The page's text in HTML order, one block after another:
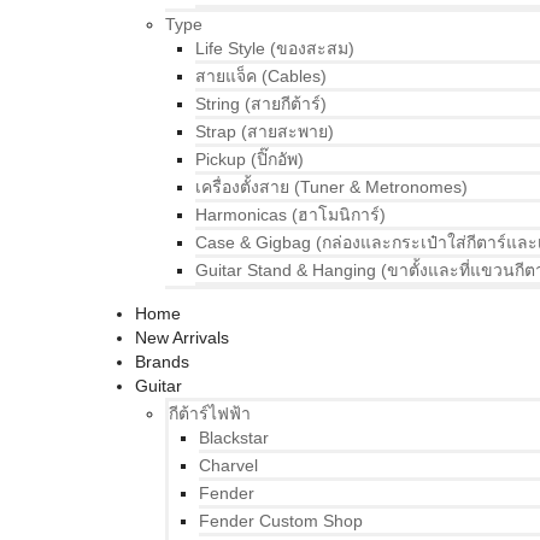
Type
Life Style (ของสะสม)
สายแจ็ค (Cables)
String (สายกีต้าร์)
Strap (สายสะพาย)
Pickup (ปิ๊กอัพ)
เครื่องตั้งสาย (Tuner & Metronomes)
Harmonicas (ฮาโมนิการ์)
Case & Gigbag (กล่องและกระเป๋าใส่กีตาร์และ
Guitar Stand & Hanging (ขาตั้งและที่แขวนกีต
Home
New Arrivals
Brands
Guitar
กีต้าร์ไฟฟ้า
Blackstar
Charvel
Fender
Fender Custom Shop